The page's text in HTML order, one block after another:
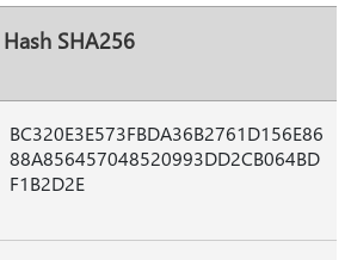
Hash SHA256
BC320E3E573FBDA36B2761D156E86
88A856457048520993DD2CB064BD
F1B2D2E